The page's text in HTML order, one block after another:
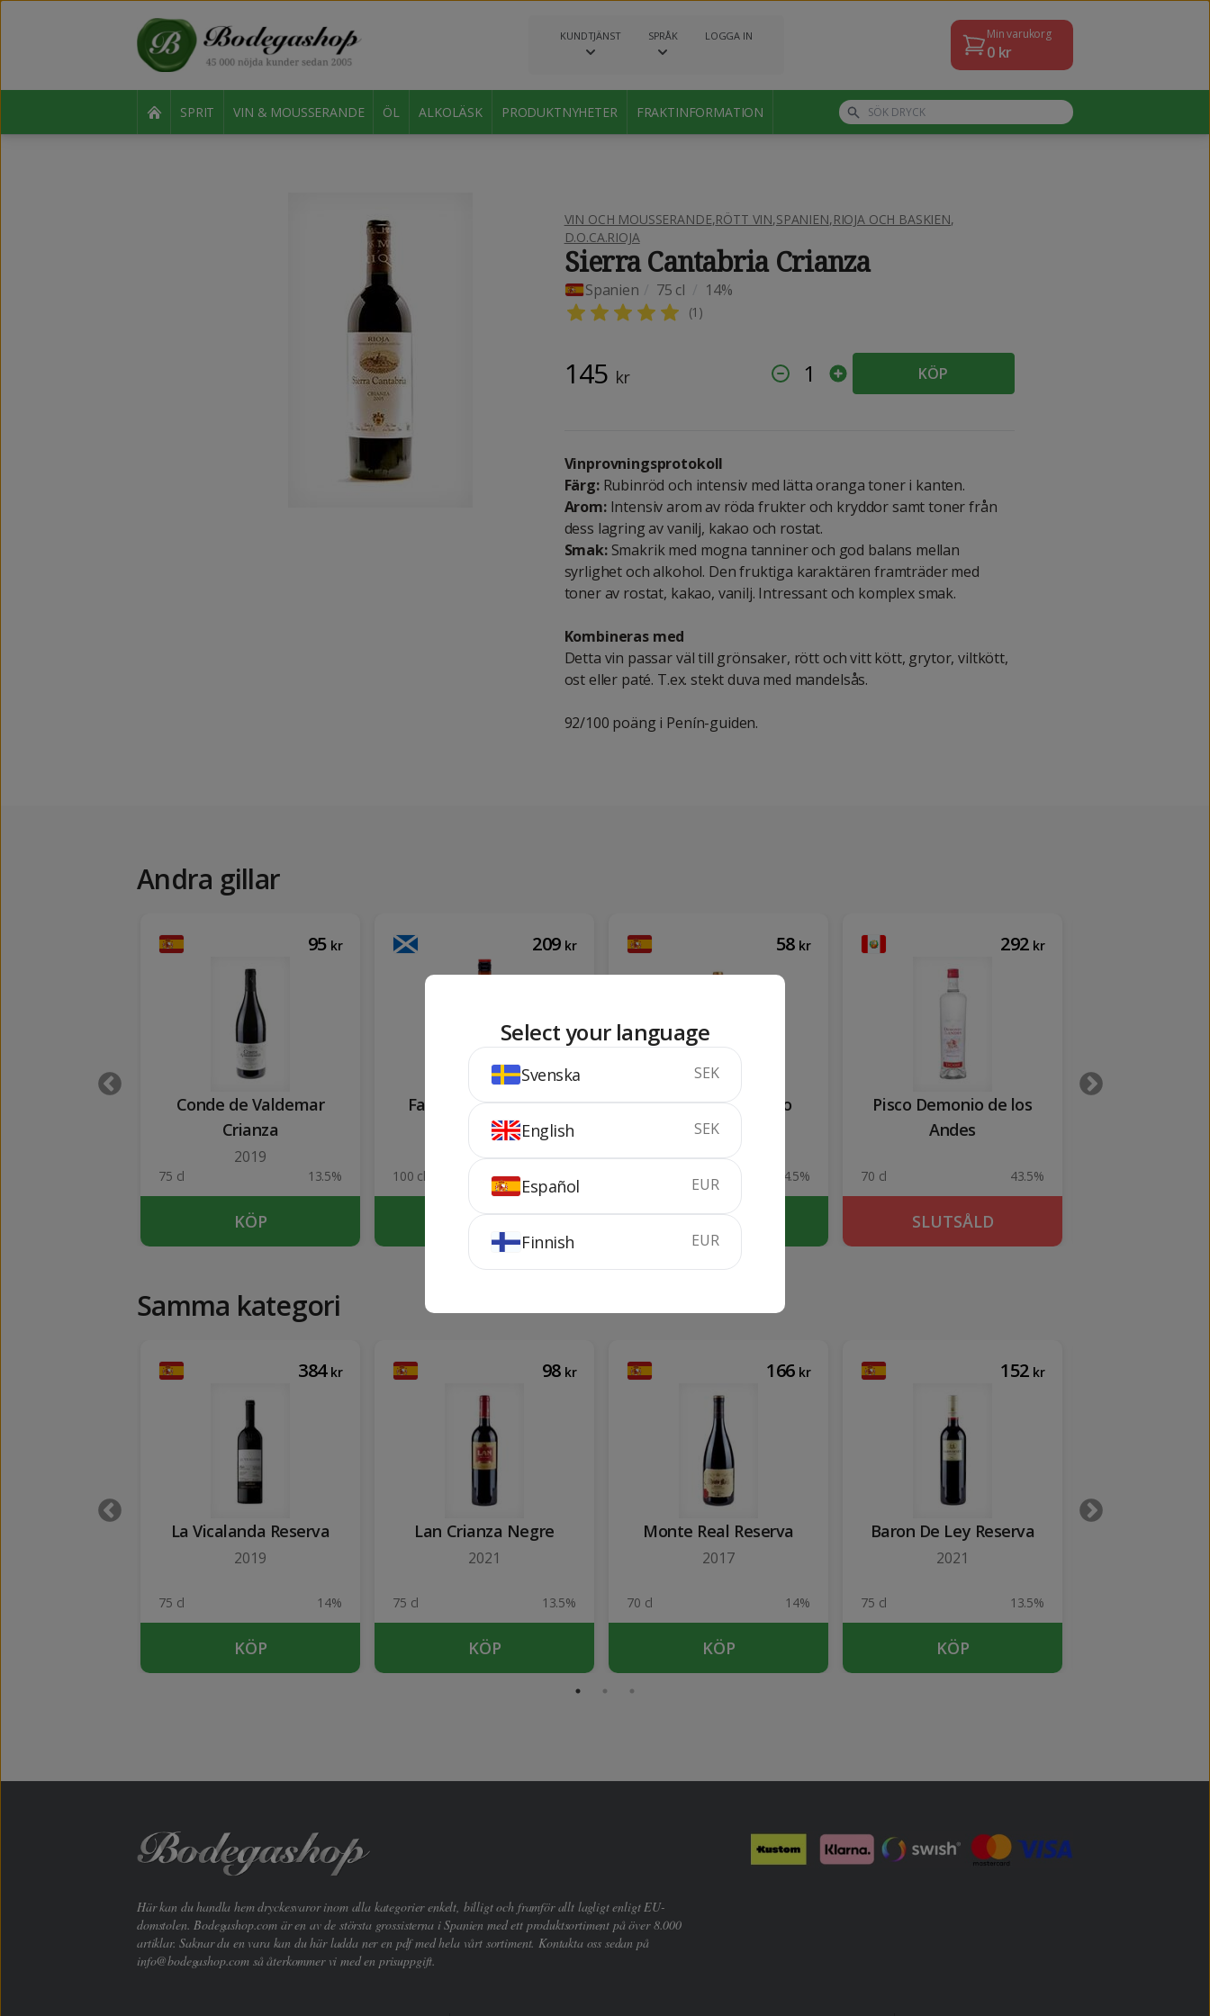
KUNDTJÄNST SPRÅK LOGGA IN Min varukorg
0kr
SPRIT VIN & MOUSSERANDE ÖL ALKOLÄSK PRODUKTNYHETER FRAKTINFORMATION
VIN OCH MOUSSERANDE,RÖTT VIN,SPANIEN,RIOJA OCH BASKIEN,
D.O.CA.RIOJA
Sierra Cantabria Crianza
Spanien 75 cl 14%
(1 )
145 kr 1 KÖP
Vinprovningsprotokoll
Färg:Rubinröd och intensiv med lätta oranga toner i kanten.
Arom:Intensiv arom av röda frukter och kryddor samt toner från
dess lagring av vanilj, kakao och rostat.
Smak:Smakrik med mogna tanniner och god balans mellan
syrlighet och alkohol. Den fruktiga karaktären framträder med
toner av rostat, kakao, vanilj. Intressant och komplex smak.
Kombineras med
Detta vin passar väl till grönsaker, rött och vitt kött, grytor, viltkött,
ost eller paté. T.ex. stekt duva med mandelsås.
92/100 poäng i Penín-guiden.
Andra gillar
95 kr
Conde de Valdemar
Crianza
2019
75 cl 13.5%
KÖP
209 kr
Famous Grouse 1 Lit
100 cl
KÖP
58 kr
Garnacha de Fuego
2021
14.5%
KÖP
292 kr
Pisco Demonio de los
Andes
70 cl 43.5%
SLUTSÅLD
Samma kategori
384 kr
La Vicalanda Reserva
2019
75 cl 14%
KÖP
98 kr
Lan Crianza Negre
2021
75 cl 13.5%
KÖP
166 kr
Monte Real Reserva
2017
70 cl 14%
KÖP
152 kr
Baron De Ley Reserva
2021
75 cl 13.5%
KÖP
Här kan du handla hem dryckesvaror inom alla kategorier enkelt, billigt och framför allt lagligt enligt EU-
domstolen. Bodegashop.com är en av de största grossisterna i Spanien med ett produktsortiment på över 8.000
artiklar. Saknar du en vara kan du här ladda ner en pdf med hela vårt sortiment. Kontakta oss sedan på
info@bodegashop.comså återkommer vi med en prisuppgift.
Select your language
Svenska SEK
English SEK
Español EUR
Finnish EUR